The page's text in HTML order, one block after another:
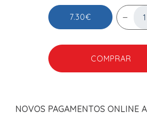
7.30€
COMPRAR
NOVOS PAGAMENTOS ONLINE